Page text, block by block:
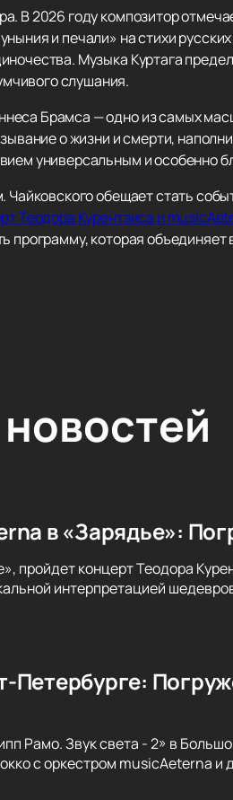
В 2026 году композитор
и печали» на стихи
Музыка Куртага
слушания.
Брамса — одно из самых
о жизни и смерти,
универсальным и особенно
обещает стать
Теодора Курентзиса и
программу, которая
в «Зарядье»:
пройдет концерт Теодора
интерпретацией
Петербурге:
Рамо. Звук света - 2» в
с оркестром musicAeterna